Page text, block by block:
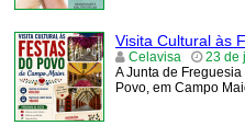
Visita Cultural às
Celavisa
23 de
A Junta de
Povo, em Campo